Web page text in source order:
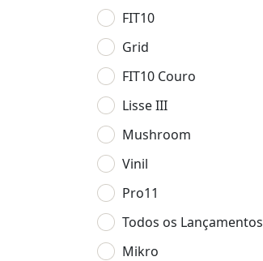
FIT10
Grid
FIT10 Couro
Lisse III
Mushroom
Vinil
Pro11
Todos os Lançamentos
Mikro